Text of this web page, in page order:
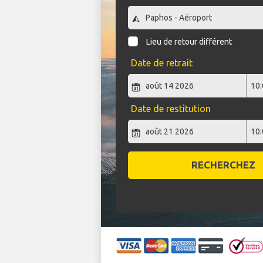
Lieu de retour différent
Date de retrait
Date de restitution
RECHERCHEZ